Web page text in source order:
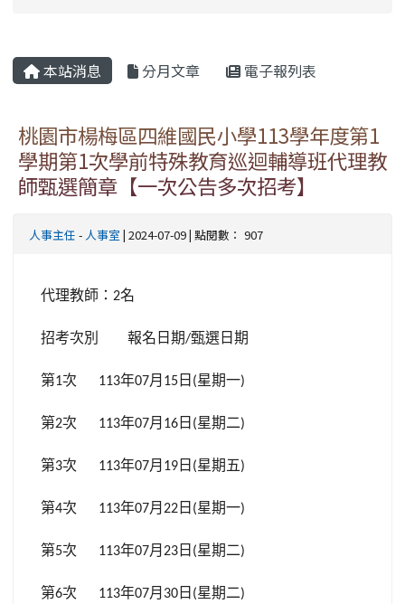
本站消息 分月文章 電子報列表
桃園市楊梅區四維國民小學113學年度第1
學期第1次學前特殊教育巡迴輔導班代理教
師甄選簡章【一次公告多次招考】
人事主任 - 人事室 | 2024-07-09 | 點閱數： 907
代理教師： 2名
招考次別 報名日期/甄選日期
第1次 113年07月 15 日 (星期一)
第2次 113年07月 16 日 (星期二)
第3次 113年07月 19 日 (星期五)
第4次 113年07月 22 日 (星期一)
第5次 113年07月 23 日 (星期二)
第6次 113年07月 30 日 (星期二)